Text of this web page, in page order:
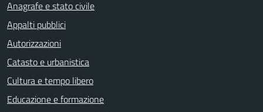
Anagrafe e stato civile
Appalti pubblici
Autorizzazioni
Catasto e urbanistica
Cultura e tempo libero
Educazione e formazione